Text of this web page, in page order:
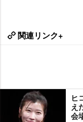
関連リンク+
ヒ
え
会